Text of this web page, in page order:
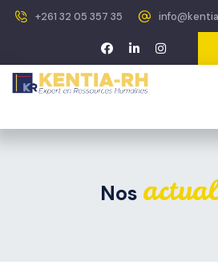
+261 32 05 357 35
Nos